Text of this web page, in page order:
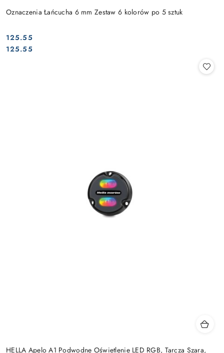
Oznaczenia Łańcucha 6 mm Zestaw 6 kolorów po 5 sztuk
Cena:
125.55
Cena:
125.55
HELLA Apelo A1 Podwodne Oświetlenie LED RGB, Tarcza Szara,